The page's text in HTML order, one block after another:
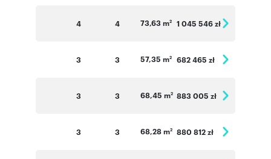
4 4 73,63 m2 1 045 546 zł
3 3 57,35 m2 682 465 zł
3 3 68,45 m2 883 005 zł
3 3 68,28 m2 880 812 zł